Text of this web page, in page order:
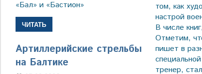
том, как
настрой
В числе
Отметим,
пишет в
тренер,
«Бал» и «Бастион»
ЧИТАТЬ
Артиллерийские стрельбы
на Балтике